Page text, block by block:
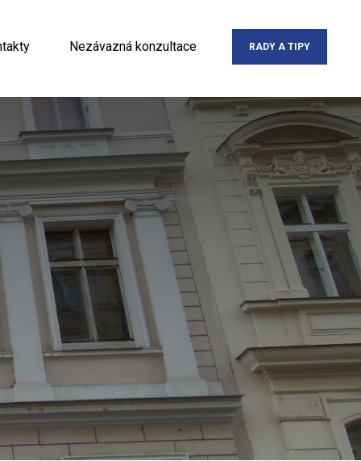
Nezávazná konzultace RADY A TIPY